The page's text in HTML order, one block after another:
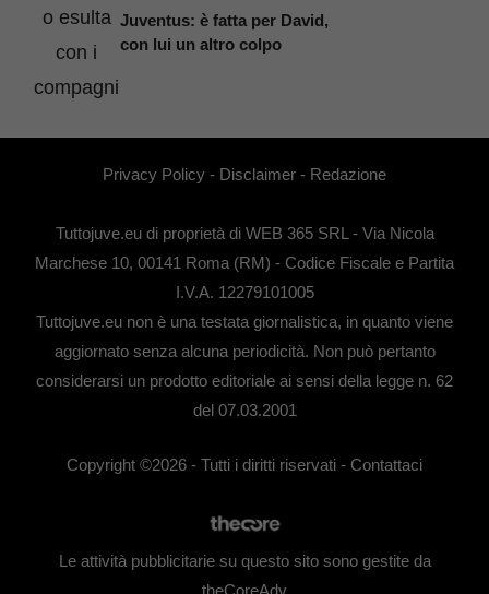
Juventus: è fatta per David,
con lui un altro colpo
Privacy Policy - Disclaimer - Redazione
Tuttojuve.eu di proprietà di WEB 365 SRL - Via Nicola
Marchese 10, 00141 Roma (RM) - Codice Fiscale e Partita
I.V.A. 12279101005
Tuttojuve.eu non è una testata giornalistica, in quanto viene
aggiornato senza alcuna periodicità. Non può pertanto
considerarsi un prodotto editoriale ai sensi della legge n. 62
del 07.03.2001
Copyright ©2026 - Tutti i diritti riservati - Contattaci
Le attività pubblicitarie su questo sito sono gestite da
theCoreAdv